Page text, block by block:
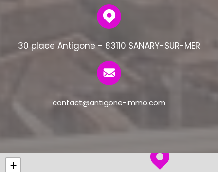
30 place Antigone - 83110 SANARY-SUR-MER
contact@antigone-immo.com
+